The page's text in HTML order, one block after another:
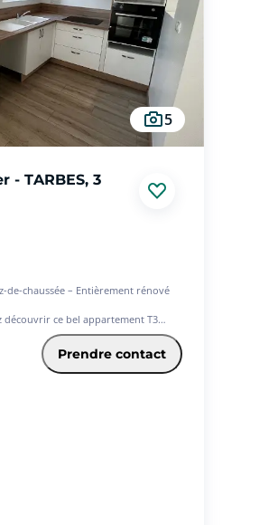
310 €/mois. Provision sur charges
Dépôt de garantie 410 €. Classe
moyen estimé des dépenses
standard, établi à partir des prix
290.00 et 450.00 €. Les
ce bien est exposé sont
: georisques.gouv.fr.
5
- TARBES, 3
de-chaussée – Entièrement rénové
découvrir ce bel appartement T3
des prestations modernes et un
une cuisine indépendante,
lumineux, deux chambres avec
Prendre contact